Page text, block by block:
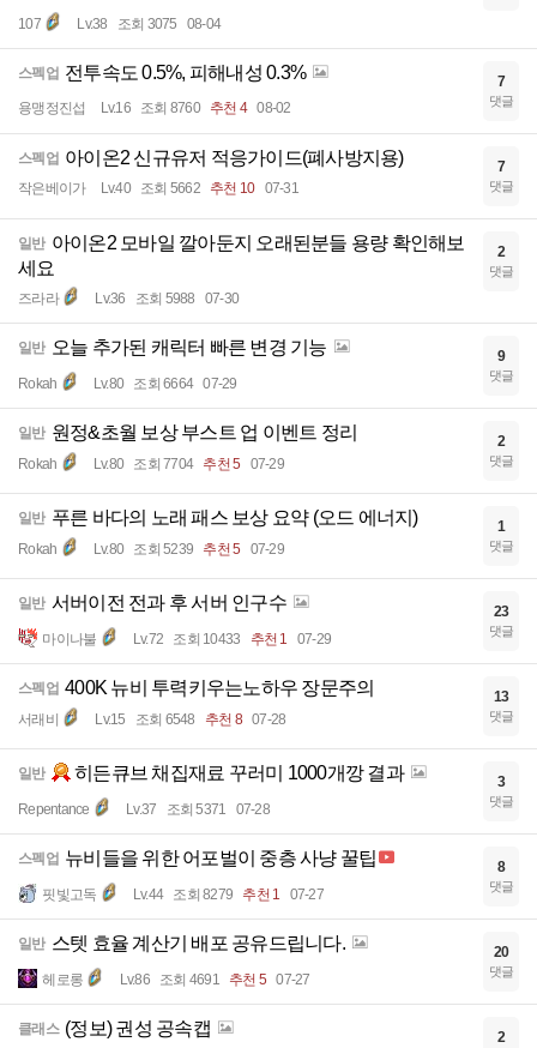
107 Lv.38 조회 3075 08-04
스펙업 전투속도 0.5%, 피해내성 0.3%
용맹정진섭 Lv.16 조회 8760 추천 4 08-02
7
댓글
스펙업 아이온2 신규유저 적응가이드(폐사방지용)
작은베이가 Lv.40 조회 5662 추천 10 07-31
7
댓글
일반 아이온2 모바일 깔아둔지 오래된분들 용량 확인해보
세요
즈라라 Lv.36 조회 5988 07-30
2
댓글
일반 오늘 추가된 캐릭터 빠른 변경 기능
Rokah Lv.80 조회 6664 07-29
9
댓글
일반 원정&초월 보상 부스트 업 이벤트 정리
Rokah Lv.80 조회 7704 추천 5 07-29
2
댓글
일반 푸른 바다의 노래 패스 보상 요약 (오드 에너지)
Rokah Lv.80 조회 5239 추천 5 07-29
1
댓글
일반 서버이전 전과 후 서버 인구수
마이나불 Lv.72 조회 10433 추천 1 07-29
23
댓글
스펙업 400K 뉴비 투력키우는노하우 장문주의
서래비 Lv.15 조회 6548 추천 8 07-28
13
댓글
일반 히든큐브 채집재료 꾸러미 1000개깡 결과
Repentance Lv.37 조회 5371 07-28
3
댓글
스펙업 뉴비들을 위한 어포벌이 중층 사냥 꿀팁
핏빛고독 Lv.44 조회 8279 추천 1 07-27
8
댓글
일반 스텟 효율 계산기 배포 공유드립니다.
헤로롱 Lv.86 조회 4691 추천 5 07-27
20
댓글
클래스 (정보) 권성 공속캡 2